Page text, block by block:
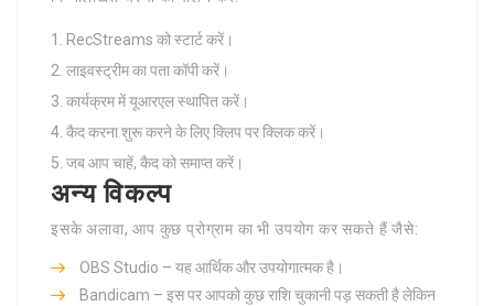
RecStreams को स्टार्ट करें।
लाइवस्ट्रीम का पता कॉपी करें।
कार्यक्रम में यूआरएल स्थापित करें।
कैद करना शुरू करने के लिए क्लिप पर क्लिक करें।
जब आप चाहें, कैद को समाप्त करें।
अन्य विकल्प
इसके अलावा, आप कुछ प्रोग्राम का भी उपयोग कर सकते हैं जैसे:
OBS Studio – यह आर्थिक और उपयोगात्मक है।
Bandicam – इस पर आपको कुछ राशि चुकानी पड़ सकती है लेकिन